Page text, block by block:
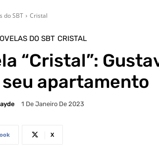
do SBT Cristal
DO SBT CRISTAL
“Cristal”:
apartamento
1 De Janeiro De 2023
X